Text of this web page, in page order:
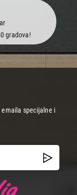
gradova!
specijalne i